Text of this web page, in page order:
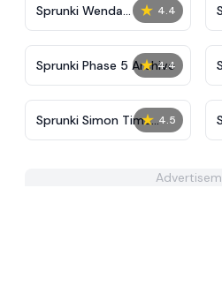
★ 4.4
Sprunki Wenda
Treatment Phase 40
★ 4.4
Sprunki Phase 5 Archive
★ 4.5
Sprunki Simon Time
PHASE 3